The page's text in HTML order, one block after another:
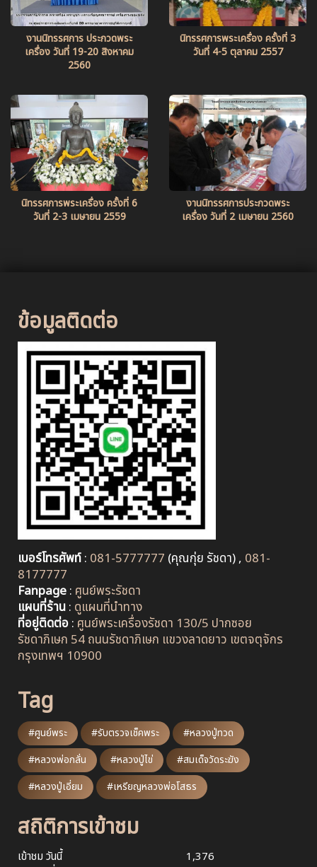
งานนิทรรศการ ประกวดพระ
เครื่อง วันที่ 19-20 สิงหาคม
2560
นิทรรศการพระเครื่อง ครั้งที่ 3
วันที่ 4-5 ตุลาคม 2557
นิทรรศการพระเครื่อง ครั้งที่ 6
วันที่ 2-3 เมษายน 2559
งานนิทรรศการประกวดพระ
เครื่อง วันที่ 2 เมษายน 2560
ข้อมูลติดต่อ
เบอร์โทรศัพท์: 081-5777777 (คุณกุ่ย รัชดา) , 081-
8177777
Fanpage: ศูนย์พระรัชดา
แผนที่ร้าน: ดูแผนที่นำทาง
ที่อยู่ติดต่อ: ศูนย์พระเครื่องรัชดา 130/5 ปากซอย
รัชดาภิเษก 54 ถนนรัชดาภิเษก แขวงลาดยาว เขตจตุจักร
กรุงเทพฯ 10900
Tag
#ศูนย์พระ #รับตรวจเช็คพระ
#หลวงปู่ทวด
#หลวงพ่อกลั่น
#หลวงปู่ไข่
#สมเด็จวัดระฆัง
#หลวงปู่เอี่ยม
#เหรียญหลวงพ่อโสธร
สถิติการเข้าชม
เข้าชม วันนี้
1,376